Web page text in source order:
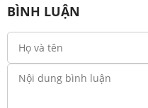
BÌNH LUẬN